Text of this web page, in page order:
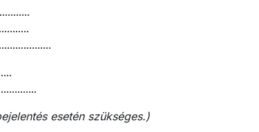
esetén szükséges.)